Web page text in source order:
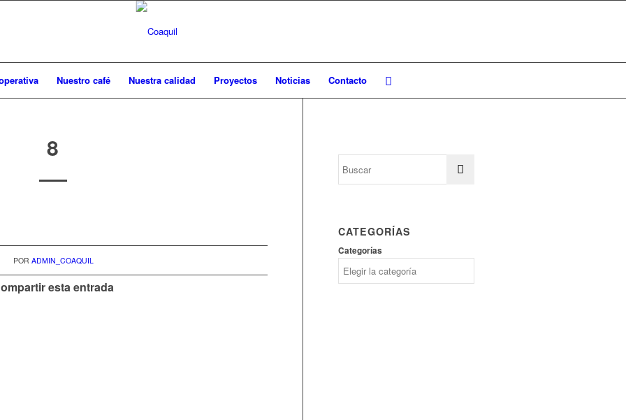
Nuestro café Nuestra calidad Proyectos Noticias Contacto
8
POR ADMIN_COAQUIL
esta entrada
CATEGORÍAS
Categorías